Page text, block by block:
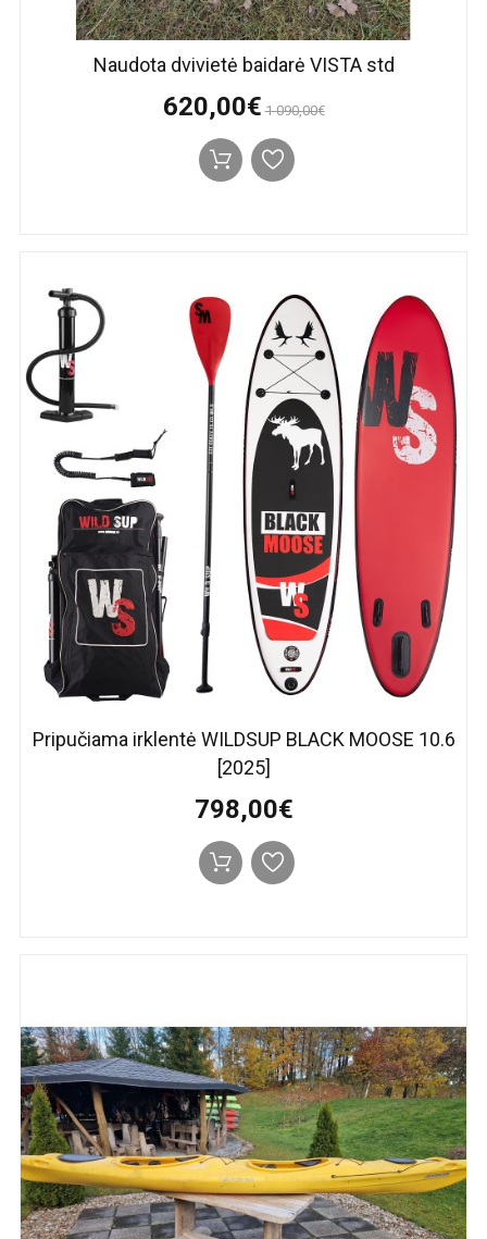
Naudota dvivietė baidarė VISTA std
620,00€ 1 090,00€
Pripučiama irklentė WILDSUP BLACK MOOSE 10.6
[2025]
798,00€